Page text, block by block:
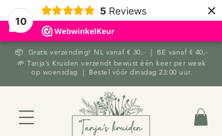
10
5 Reviews ×
📦 Gratis verzending! NL vanaf € 30,- | BE vanaf € 40,-
🌱 Tanja’s Kruiden verzendt bewust één keer per week
op woensdag | Bestel vóór dinsdag 23:00 uur.